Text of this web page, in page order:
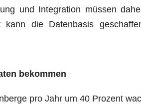
und Inte­gra­ti­on müs­sen
kann die Daten­ba­sis
bekommen
pro Jahr um 40 Pro­zent